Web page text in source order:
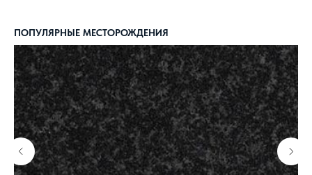
ПОПУЛЯРНЫЕ МЕСТОРОЖДЕНИЯ
КАК С НАМИ
СВЯЗАТЬСЯ?
info@topgranit-expert.ru
8 800 302-18-08
г. Москва, Одинцово,
ул. Западная, 17, стр.24